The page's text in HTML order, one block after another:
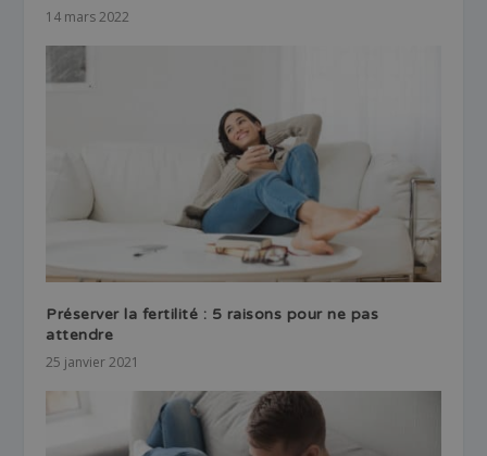
14 mars 2022
Préserver la fertilité : 5 raisons pour ne pas
attendre
25 janvier 2021